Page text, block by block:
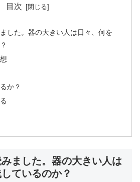
目次
ました。器の大きい人は日々、何を
か？
みました。器の大きい人は
ているのか？